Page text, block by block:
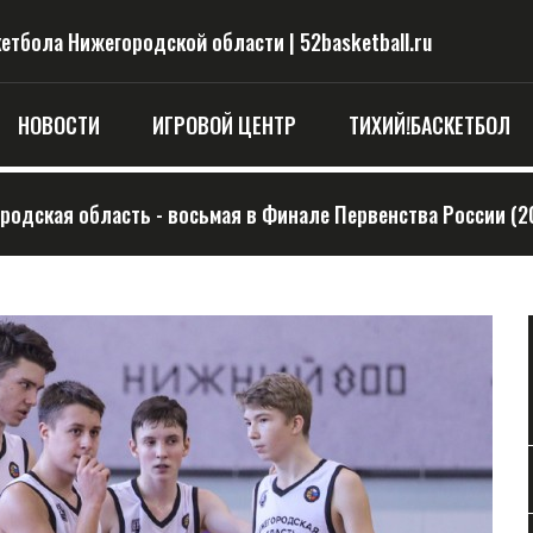
Нижегородской области | 52basketball.ru
НОВОСТИ ИГРОВОЙ ЦЕНТР ТИХИЙ!БАСКЕТБОЛ
область - восьмая в Финале Первенства России